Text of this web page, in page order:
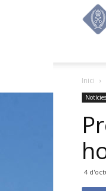
Inici
Notícies
4